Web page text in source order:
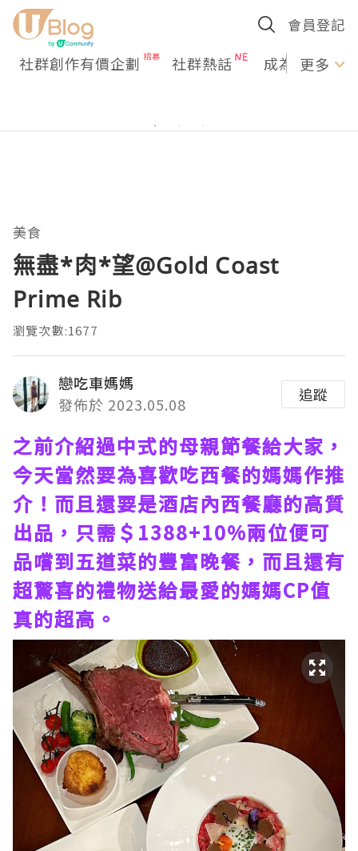
會員登記
社群創作有價企劃 社群熱話 成為U更多
美食
無盡*肉*望@Gold Coast
Prime Rib
瀏覽次數:1677
戀吃車媽媽
發佈於 2023.05.08
追蹤
之前介紹過中式的母親節餐給大家，
今天當然要為喜歡吃西餐的媽媽作推
介！而且還要是酒店內西餐廳的高質
出品，只需＄1388+10%兩位便可
品嚐到五道菜的豐富晚餐，而且還有
超驚喜的禮物送給最愛的媽媽CP值
真的超高。